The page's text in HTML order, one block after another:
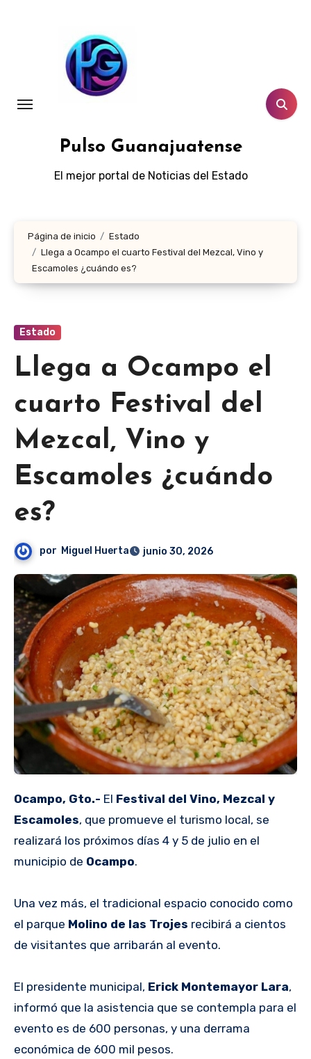
Pulso Guanajuatense
El mejor portal de Noticias del Estado
Página de inicio
Estado
Llega a Ocampo el cuarto Festival del Mezcal, Vino y
Escamoles ¿cuándo es?
Estado
Llega a Ocampo el
cuarto Festival del
Mezcal, Vino y
Escamoles ¿cuándo
es?
por Miguel Huerta junio 30, 2026
Ocampo, Gto.- El Festival del Vino, Mezcal y
Escamoles, que promueve el turismo local, se
realizará los próximos días 4 y 5 de julio en el
municipio de Ocampo.
Una vez más, el tradicional espacio conocido como
el parque Molino de las Trojes recibirá a cientos
de visitantes que arribarán al evento.
El presidente municipal, Erick Montemayor Lara,
informó que la asistencia que se contempla para el
evento es de 600 personas, y una derrama
económica de 600 mil pesos.